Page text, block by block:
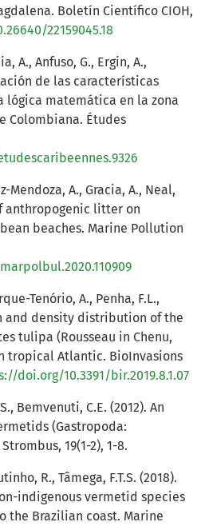
Boletín Científico CIOH,
22159045.18
A., Anfuso, G., Ergin, A.,
de las características
matemática en la zona
Colombiana. Études
Mendoza, A., Gracia, A., Neal,
anthropogenic litter on
beaches. Marine Pollution
Tenório, A., Penha, F.L.,
and density distribution of the
tulipa (Rousseau in Chenu,
tropical Atlantic. BioInvasions
doi.org/10.3391/bir.2019.8.1.07
Bemvenuti, C.E. (2012). An
(Gastropoda:
19(1-2), 1-8.
R., Tâmega, F.T.S. (2018).
indigenous vermetid species
the Brazilian coast. Marine